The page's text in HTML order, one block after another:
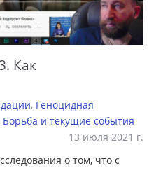
Как
, Геноцидная
Борьба и текущие события
13 июля 2021 г.
о том, что с